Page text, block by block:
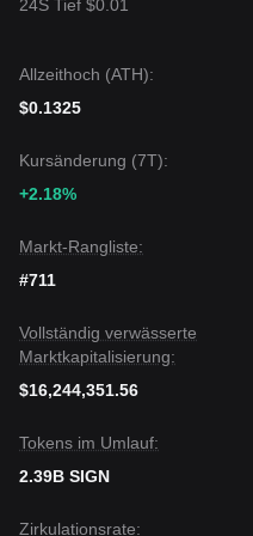
Falls der Sign-Preis unter
Der Konsens mehrerer
kurzfristig weiterhin
Unterstützungsniveau von
sich der mittelfristige Trend
Erholung
24S Tief $0.01
Allzeithoch (ATH):
$0.1325
Kursänderung (7T):
+2.18%
Markt-Rangliste:
#711
Vollständig verwässerte
Marktkapitalisierung:
$16,244,351.56
Tokens im Umlauf:
2.39B SIGN
Zirkulationsrate: